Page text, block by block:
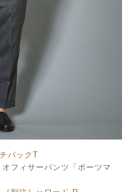
パックT
フィサーパンツ「ポーツマ